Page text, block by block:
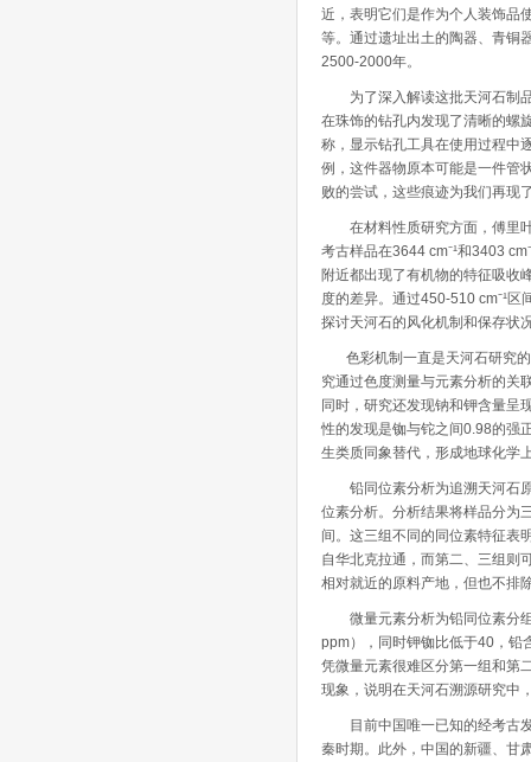
近，表明它们是作为个人装饰品
等。通过遗址出土的陶器、青铜
2500-2000年。
为了深入解读这批天河石制品
在珠饰的钻孔内发现了清晰的螺
称，显示钻孔工具在使用过程中
例，这件器物原本可能是一件管
败的尝试，这些痕迹为我们再现
在材料性质研究方面，傅里叶
考古样品在3644 cm⁻¹和3403
附近都出现了有机物的特征吸收
度的差异。通过450-510 cm⁻¹
探讨天河石的风化机制和保存状
色彩机制一直是天河石研究的
究通过色度测量与元素分析的关
同时，研究还发现钠和钾含量呈
性的发现是铷与铊之间0.98的强
生类质同象替代，形成地球化学
铅同位素分析为追溯天河石原
位素分析。分析结果将样品分为
间。这三组不同的同位素特征表
自华北克拉通，而第二、三组则
相对就近的原料产地，但也不排
微量元素分析为铅同位素分组
ppm），同时钾铷比低于40，铅
凭微量元素很难区分第一组和第
现象，说明在天河石溯源研究中
目前中国唯一已知的经考古发
秦时期。此外，中国的新疆、甘